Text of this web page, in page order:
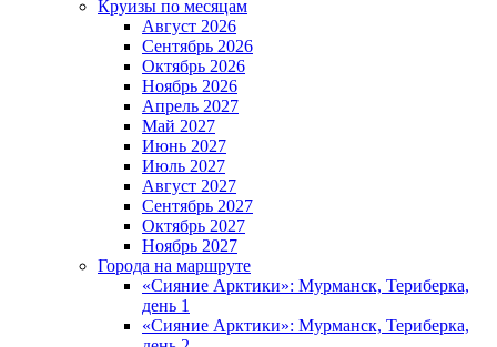
Круизы по месяцам
Август 2026
Сентябрь 2026
Октябрь 2026
Ноябрь 2026
Апрель 2027
Май 2027
Июнь 2027
Июль 2027
Август 2027
Сентябрь 2027
Октябрь 2027
Ноябрь 2027
Города на маршруте
«Сияние Арктики»: Мурманск, Териберка,
день 1
«Сияние Арктики»: Мурманск, Териберка,